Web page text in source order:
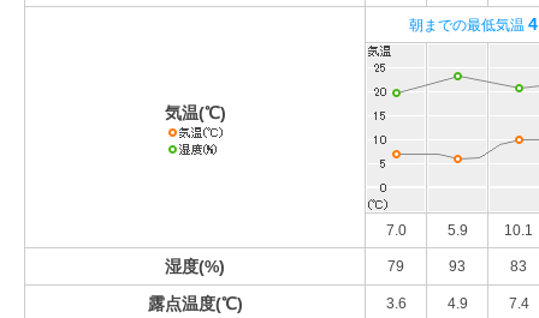
気温(℃)
朝までの最低気温
7.0 5.9 10.1
湿度(%) 79 93 83
露点温度(℃) 3.6 4.9 7.4